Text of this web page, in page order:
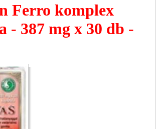
Ferro komplex
- 387 mg x 30 db -